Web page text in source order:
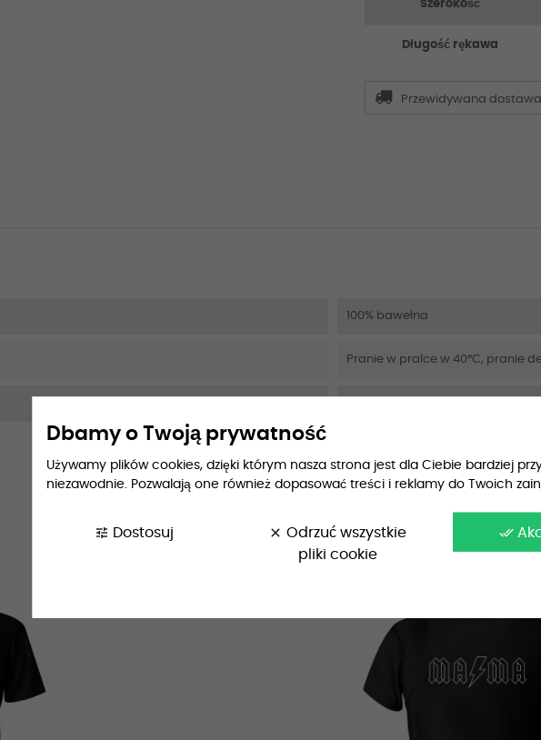
Szerokość
Długość rękawa
Przewidywana dostawa
100% bawełna
Pranie w pralce w 40°C, pranie
Dbamy o Twoją prywatność
Używamy plików cookies, dzięki którym nasza strona jest dla Ciebie bardziej
niezawodnie. Pozwalają one również dopasować treści i reklamy do Twoich
done_all
clear Odrzuć wszystkie
pliki cookie
tune Dostosuj